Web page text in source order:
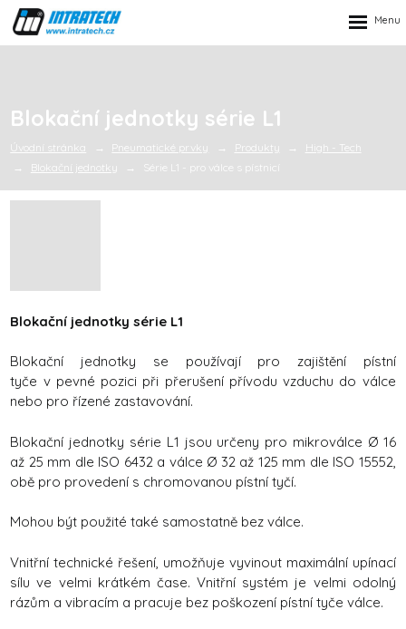
Blokační jednotky série L1
Úvodní stránka Pneumatické prvky Produkty
High - Tech
Blokační jednotky
Série L1 - pro válce s pístnicí
Blokační jednotky série L1
Blokační jednotky se používají pro zajištění pístní
tyče v pevné pozici při přerušení přívodu vzduchu do válce
nebo pro řízené zastavování.
Blokační jednotky série L1 jsou určeny pro mikroválce Ø 16
až 25 mm dle ISO 6432 a válce Ø 32 až 125 mm dle ISO 15552,
obě pro provedení s chromovanou pístní tyčí.
Mohou být použité také samostatně bez válce.
Vnitřní technické řešení, umožňuje vyvinout maximální upínací
sílu ve velmi krátkém čase. Vnitřní systém je velmi odolný
rázům a vibracím a pracuje bez poškození pístní tyče válce.